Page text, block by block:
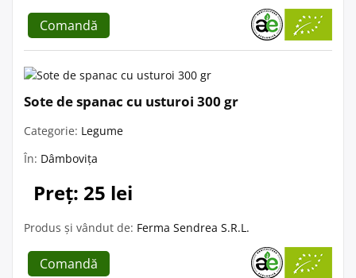
Comandă
Sote de spanac cu usturoi 300 gr
Categorie: Legume
În: Dâmbovița
Preț: 25 lei
Produs și vândut de: Ferma Sendrea S.R.L.
Comandă